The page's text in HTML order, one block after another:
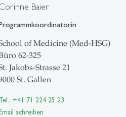
Baier
of Medicine (Med-HSG)
62-325
Jakobs-Strasse 21
St. Gallen
+41 71 224 25 23
schreiben